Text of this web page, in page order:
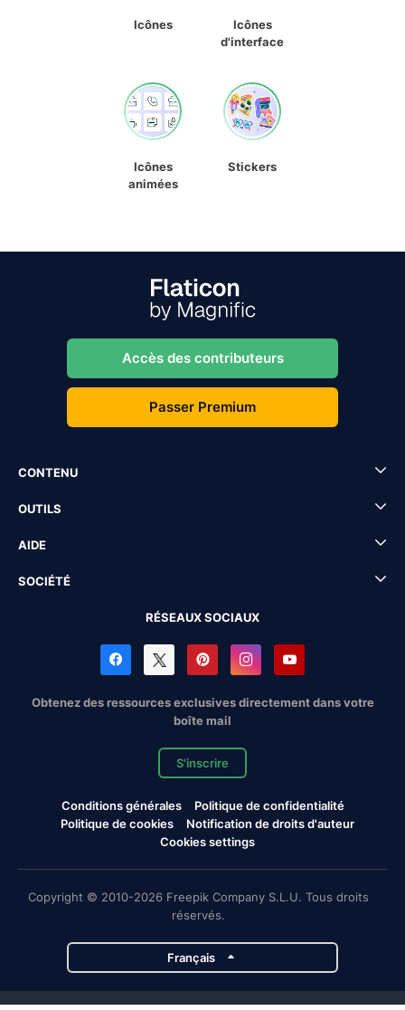
Icônes
Icônes
d'interface
Icônes
animées
Stickers
Accès des contributeurs
Passer Premium
CONTENU
OUTILS
AIDE
SOCIÉTÉ
RÉSEAUX SOCIAUX
Obtenez des ressources exclusives directement dans votre
boîte mail
S'inscrire
Conditions générales
Politique de confidentialité
Politique de cookies
Notification de droits d'auteur
Cookies settings
Copyright © 2010-2026 Freepik Company S.L.U. Tous droits
réservés.
Français